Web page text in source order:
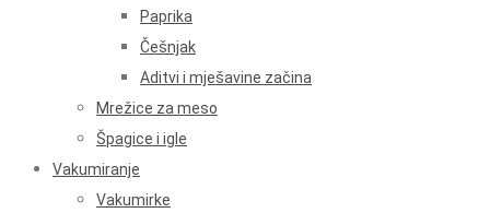
Paprika
Češnjak
Aditvi i mješavine začina
Mrežice za meso
Špagice i igle
Vakumiranje
Vakumirke